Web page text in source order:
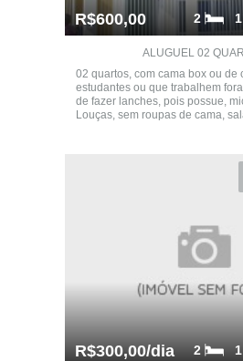
R$600,00 1
2
ALUGUEL 02
02 quartos, com cama box ou de
estudantes ou que trabalhem
de fazer lanches, pois possue,
Louças, sem roupas de cama,
R$300,00/dia 1
2